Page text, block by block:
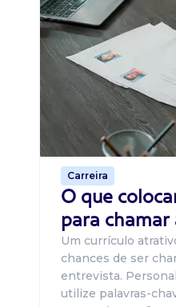
Carreira
O que
para chamar
Um currículo
chances de ser
entrevista.
utilize palavras-